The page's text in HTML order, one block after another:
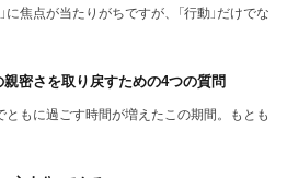
に焦点が当たりがちですが、「行動」だけでな
密さを取り戻すための4つの質問
ともに過ごす時間が増えたこの期間。もとも